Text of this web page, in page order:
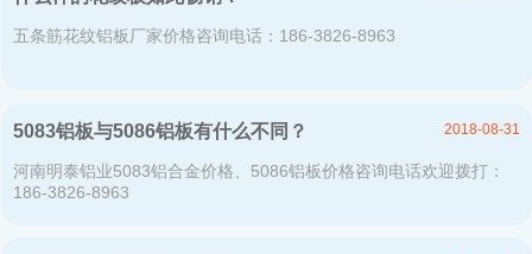
五条筋花纹铝板厂家价格咨询电话：186-3826-8963
5083铝板与5086铝板有什么不同？
河南明泰铝业5083铝合金价格、5086铝板价格咨询电话欢迎拨打：
186-3826-8963
2018-08-31